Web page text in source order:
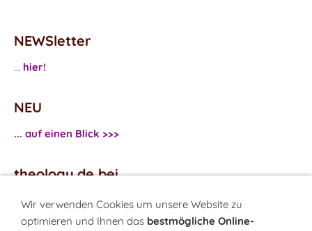
NEWSletter
... hier!
NEU
... auf einen Blick >>>
theology.de bei
...Facebook
...Twitter
Wir verwenden Cookies um unsere Website zu
optimieren und Ihnen das bestmögliche Online-